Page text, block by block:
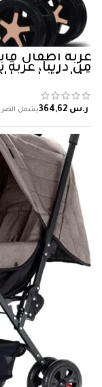
عربة اطفال
من دريبا،
قابل للطي – 859H- كاكي، زهري، مولود
ر.س